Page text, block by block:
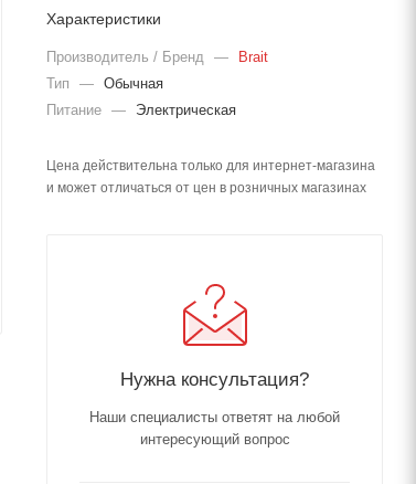
Характеристики
Производитель / Бренд —
Brait
Тип
— Обычная
Питание — Электрическая
Цена действительна только для интернет-магазина
и может отличаться от цен в розничных магазинах
Нужна консультация?
Наши специалисты ответят на любой
интересующий вопрос